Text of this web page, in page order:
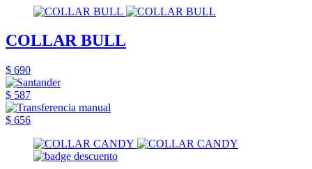
COLLAR BULL
$ 690
$ 587
$ 656